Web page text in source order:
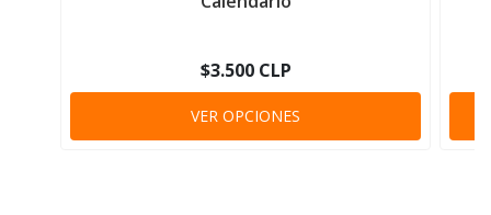
$3.500 CLP
VER OPCIONES